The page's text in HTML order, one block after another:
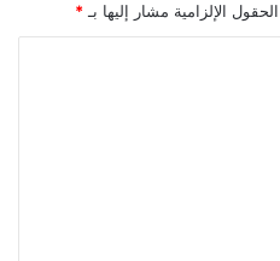
الحقول الإلزامية مشار إليها بـ*